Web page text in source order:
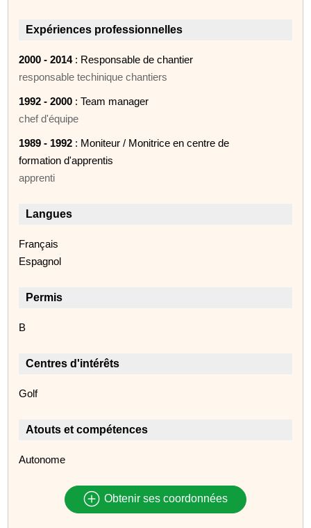
Expériences professionnelles
2000 - 2014: Responsable de chantier
responsable techinique chantiers
1992 - 2000 : Team manager
chef d'équipe
1989 - 1992 : Moniteur / Monitrice en centre de
formation d'apprentis
apprenti
Langues
Français
Espagnol
Permis
B
Centres d'intérêts
Golf
Atouts et compétences
Autonome
Obtenir ses coordonnées